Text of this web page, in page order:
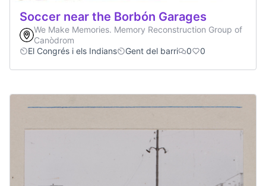
Soccer near the Borbón Garages
We Make Memories. Memory Reconstruction Group of
Canòdrom
El Congrés i els Indians
Gent del barri 0 0